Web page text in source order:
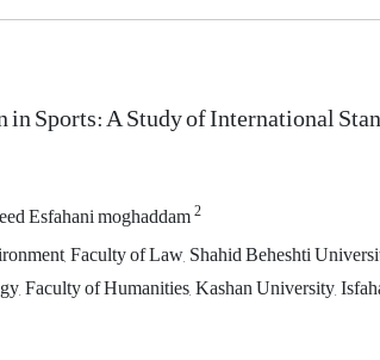
Sports: A Study of International
Esfahani moghaddam2
Faculty of Law, Shahid Beheshti
Faculty of Humanities, Kashan University,